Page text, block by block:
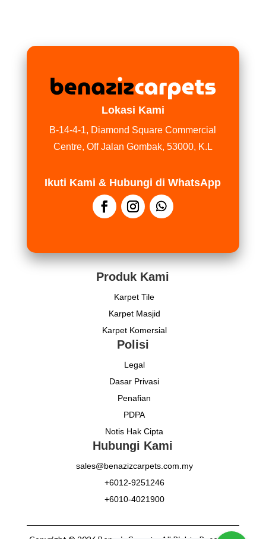
Lokasi Kami
B-14-4-1, Diamond Square Commercial
Centre, Off Jalan Gombak, 53000, K.L
Ikuti Kami & Hubungi di WhatsApp
Produk Kami
Karpet Tile
Karpet Masjid
Karpet Komersial
Polisi
Legal
Dasar Privasi
Penafian
PDPA
Notis Hak Cipta
Hubungi Kami
sales@benazizcarpets.com.my
+6012-9251246
+6010-4021900